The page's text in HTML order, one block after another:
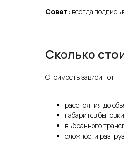
Совет: всегда
Сколько
Стоимость зависит от:
расстояния до
габаритов
выбранного
сложности